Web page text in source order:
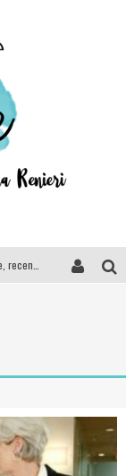
Anya Taylor-Joy, Jisoo e Willow Smith protagoniste della nuova campagna Dior Addict